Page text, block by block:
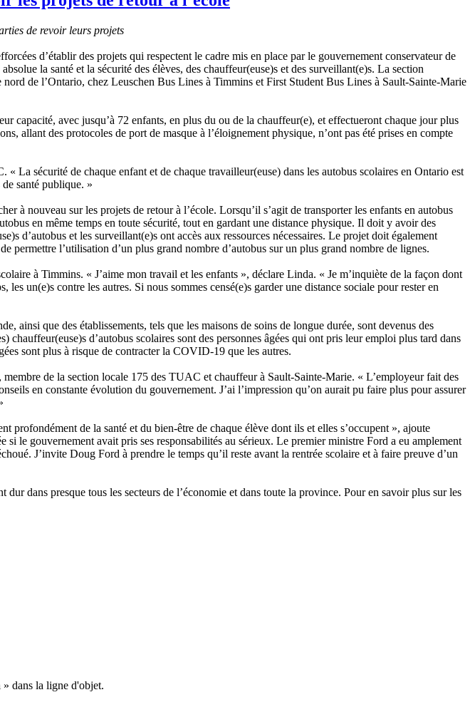
de revoir leurs projets
d’établir des projets qui respectent le cadre mis en place par le gouvernement conservateur de
la santé et la sécurité des élèves, des chauffeur(euse)s et des surveillant(e)s. La section
de l’Ontario, chez Leuschen Bus Lines à Timmins et First Student Bus Lines à Sault-Sainte-Marie
capacité, avec jusqu’à 72 enfants, en plus du ou de la chauffeur(e), et effectueront chaque jour plus
allant des protocoles de port de masque à l’éloignement physique, n’ont pas été prises en compte
La sécurité de chaque enfant et de chaque travailleur(euse) dans les autobus scolaires en Ontario est
de santé publique. »
à nouveau sur les projets de retour à l’école. Lorsqu’il s’agit de transporter les enfants en autobus
en même temps en toute sécurité, tout en gardant une distance physique. Il doit y avoir des
d’autobus et les surveillant(e)s ont accès aux ressources nécessaires. Le projet doit également
permettre l’utilisation d’un plus grand nombre d’autobus sur un plus grand nombre de lignes.
à Timmins. « J’aime mon travail et les enfants », déclare Linda. « Je m’inquiète de la façon dont
un(e)s contre les autres. Si nous sommes censé(e)s garder une distance sociale pour rester en
que des établissements, tels que les maisons de soins de longue durée, sont devenus des
d’autobus scolaires sont des personnes âgées qui ont pris leur emploi plus tard dans
sont plus à risque de contracter la COVID‑19 que les autres.
de la section locale 175 des TUAC et chauffeur à Sault-Sainte-Marie. « L’employeur fait des
en constante évolution du gouvernement. J’ai l’impression qu’on aurait pu faire plus pour assurer
profondément de la santé et du bien-être de chaque élève dont ils et elles s’occupent », ajoute
le gouvernement avait pris ses responsabilités au sérieux. Le premier ministre Ford a eu amplement
J’invite Doug Ford à prendre le temps qu’il reste avant la rentrée scolaire et à faire preuve d’un
dans presque tous les secteurs de l’économie et dans toute la province. Pour en savoir plus sur les
» dans la ligne d'objet.